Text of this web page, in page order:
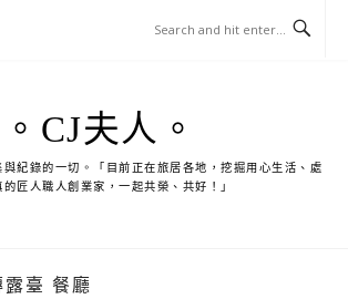
。CJ夫人。
紀錄的一切。「目前正在旅居各地，挖掘用心生活、處
的匠人職人創業家，一起共榮、共好！」
臺 餐廳